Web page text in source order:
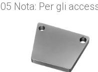
05 Nota: Per gli